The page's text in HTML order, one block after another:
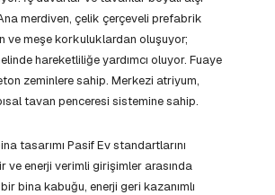
merdiven, çelik çerçeveli prefabrik
ve meşe korkuluklardan oluşuyor;
hareketliliğe yardımcı oluyor. Fuaye
zeminlere sahip. Merkezi atriyum,
tavan penceresi sistemine sahip.
tasarımı Pasif Ev standartlarını
ve enerji verimli girişimler arasında
bina kabuğu, enerji geri kazanımlı